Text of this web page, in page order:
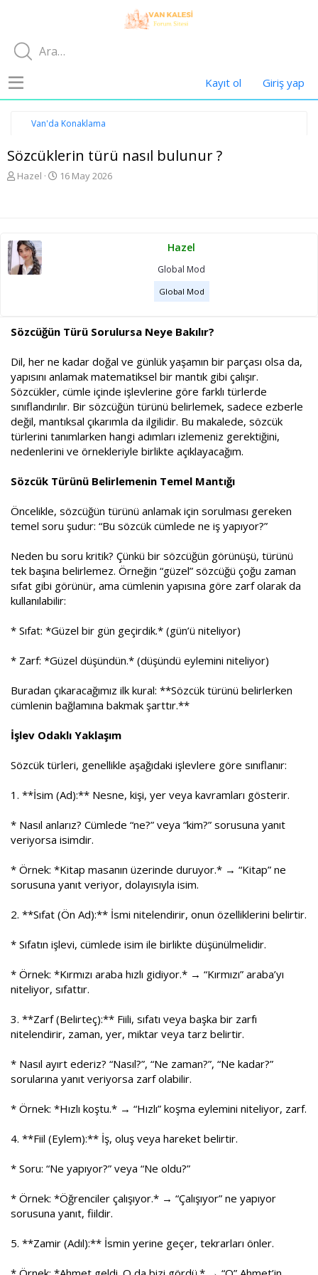
Kayıt ol Giriş yap
Van'da Konaklama
Sözcüklerin türü nasıl bulunur ?
K
u
b
a
ş
a
Hazel
B
i
16 May 2026
Hazel
Global Mod
Global Mod
Sözcüğün Türü Sorulursa Neye Bakılır?
Dil, her ne kadar doğal ve günlük yaşamın bir parçası olsa da,
yapısını anlamak matematiksel bir mantık gibi çalışır.
Sözcükler, cümle içinde işlevlerine göre farklı türlerde
sınıflandırılır. Bir sözcüğün türünü belirlemek, sadece ezberle
değil, mantıksal çıkarımla da ilgilidir. Bu makalede, sözcük
türlerini tanımlarken hangi adımları izlemeniz gerektiğini,
nedenlerini ve örnekleriyle birlikte açıklayacağım.
Sözcük Türünü Belirlemenin Temel Mantığı
Öncelikle, sözcüğün türünü anlamak için sorulması gereken
temel soru şudur: “Bu sözcük cümlede ne iş yapıyor?”
Neden bu soru kritik? Çünkü bir sözcüğün görünüşü, türünü
tek başına belirlemez. Örneğin “güzel” sözcüğü çoğu zaman
sıfat gibi görünür, ama cümlenin yapısına göre zarf olarak da
kullanılabilir:
* Sıfat: *Güzel bir gün geçirdik.* (gün’ü niteliyor)
* Zarf: *Güzel düşündün.* (düşündü eylemini niteliyor)
Buradan çıkaracağımız ilk kural: **Sözcük türünü belirlerken
cümlenin bağlamına bakmak şarttır.**
İşlev Odaklı Yaklaşım
Sözcük türleri, genellikle aşağıdaki işlevlere göre sınıflanır:
1. **İsim (Ad):** Nesne, kişi, yer veya kavramları gösterir.
* Nasıl anlarız? Cümlede “ne?” veya “kim?” sorusuna yanıt
veriyorsa isimdir.
* Örnek: *Kitap masanın üzerinde duruyor.* → “Kitap” ne
sorusuna yanıt veriyor, dolayısıyla isim.
2. **Sıfat (Ön Ad):** İsmi nitelendirir, onun özelliklerini belirtir.
* Sıfatın işlevi, cümlede isim ile birlikte düşünülmelidir.
* Örnek: *Kırmızı araba hızlı gidiyor.* → “Kırmızı” araba’yı
niteliyor, sıfattır.
3. **Zarf (Belirteç):** Fiili, sıfatı veya başka bir zarfı
nitelendirir, zaman, yer, miktar veya tarz belirtir.
* Nasıl ayırt ederiz? “Nasıl?”, “Ne zaman?”, “Ne kadar?”
sorularına yanıt veriyorsa zarf olabilir.
* Örnek: *Hızlı koştu.* → “Hızlı” koşma eylemini niteliyor, zarf.
4. **Fiil (Eylem):** İş, oluş veya hareket belirtir.
* Soru: “Ne yapıyor?” veya “Ne oldu?”
* Örnek: *Öğrenciler çalışıyor.* → “Çalışıyor” ne yapıyor
sorusuna yanıt, fiildir.
5. **Zamir (Adıl):** İsmin yerine geçer, tekrarları önler.